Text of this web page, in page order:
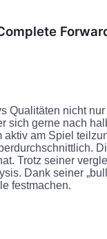
Qualitäten nicht
sich gerne nach
aktiv am Spiel
Trotz seiner
Dank seiner
festmachen.